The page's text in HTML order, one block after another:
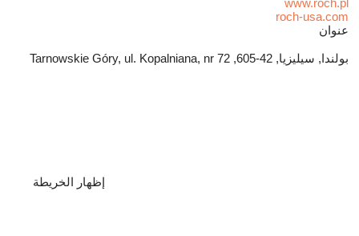
www.roch.pl
roch-usa.com
عنوان
بولندا, سيليزيا, 42-605, Tarnowskie Góry, ul. Kopalniana, nr 72
إظهار الخريطة